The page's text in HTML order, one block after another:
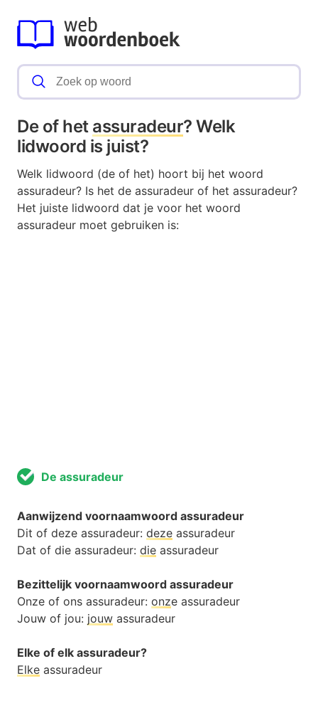
De of het assuradeur? Welk
lidwoord is juist?
Welk lidwoord (de of het) hoort bij het woord
assuradeur? Is het de assuradeur of het assuradeur?
Het juiste lidwoord dat je voor het woord
assuradeur moet gebruiken is:
De assuradeur
Aanwijzend voornaamwoord assuradeur
Dit of deze assuradeur: deze assuradeur
Dat of die assuradeur: die assuradeur
Bezittelijk voornaamwoord assuradeur
Onze of ons assuradeur: onze assuradeur
Jouw of jou: jouw assuradeur
Elke of elk assuradeur?
Elke assuradeur